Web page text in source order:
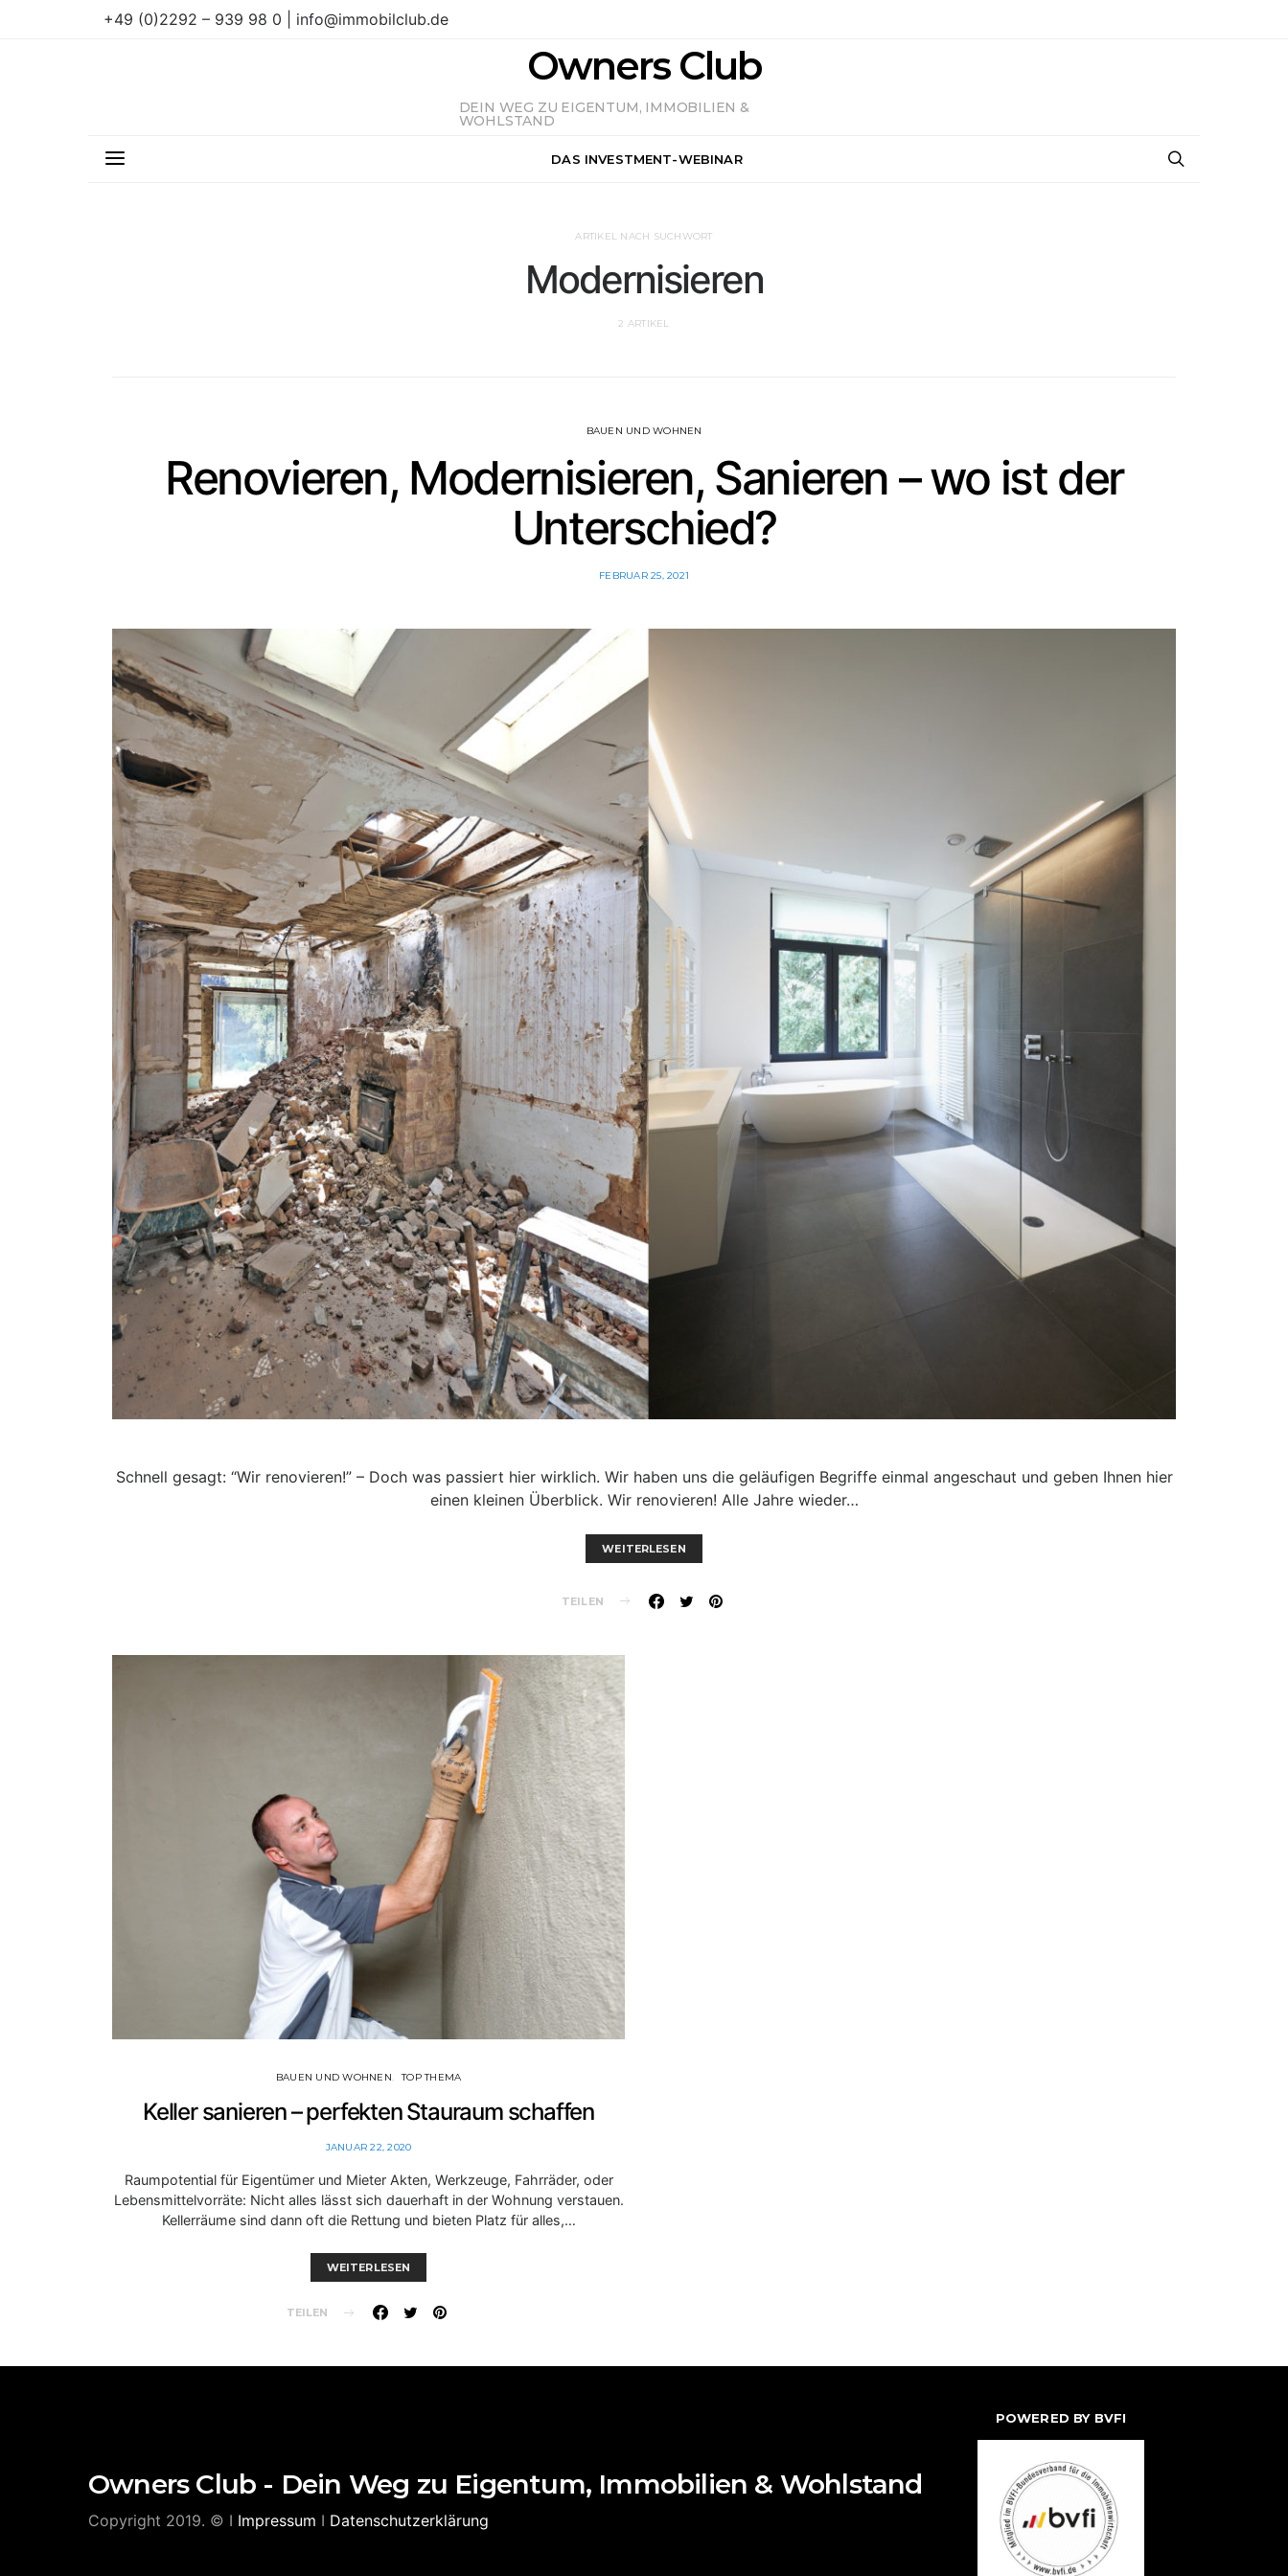
+49 (0)2292 – 939 98 0 | info@immobilclub.de
Owners Club
DEIN WEG ZU EIGENTUM, IMMOBILIEN &
WOHLSTAND
DAS INVESTMENT-WEBINAR
ARTIKEL NACH SUCHWORT
Modernisieren
2 ARTIKEL
BAUEN UND WOHNEN
Renovieren, Modernisieren, Sanieren – wo ist der
Unterschied?
FEBRUAR 25, 2021
Schnell gesagt: “Wir renovieren!” – Doch was passiert hier wirklich. Wir haben uns die geläufigen Begriffe einmal angeschaut und geben Ihnen hier
einen kleinen Überblick. Wir renovieren! Alle Jahre wieder…
WEITERLESEN
TEILEN
BAUEN UND WOHNEN TOP THEMA
Keller sanieren – perfekten Stauraum schaffen
JANUAR 22, 2020
Raumpotential für Eigentümer und Mieter Akten, Werkzeuge, Fahrräder, oder
Lebensmittelvorräte: Nicht alles lässt sich dauerhaft in der Wohnung verstauen.
Kellerräume sind dann oft die Rettung und bieten Platz für alles,…
WEITERLESEN
TEILEN
Owners Club - Dein Weg zu Eigentum, Immobilien & Wohlstand
Copyright 2019. © I Impressum I Datenschutzerklärung
POWERED BY BVFI